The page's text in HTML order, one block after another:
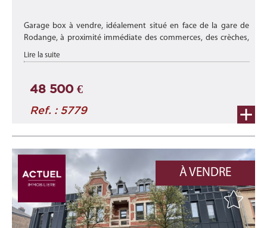
Garage box à vendre, idéalement situé en face de la gare de
Rodange, à proximité immédiate des commerces, des crèches,
des transports en commun et de toutes les commodités.
Lire la suite
48 500 €
Ref. : 5779
À VENDRE